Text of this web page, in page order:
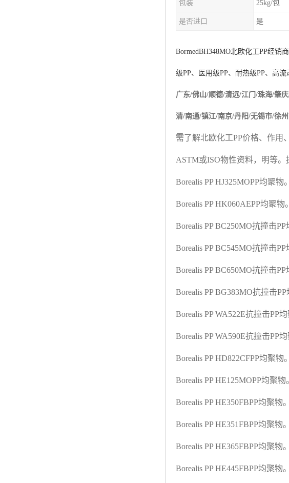
包装 25kg/包
是否进口 是
BormedBH348MO北欧化工PP经销
级PP、医用级PP、耐热级PP、高流
广东/佛山/顺德/清远/江门/珠海/肇
清/南通/镇江/南京/丹阳/无锡市/徐
需了解北欧化工PP价格、作用
ASTM或ISO物性资料，明等。
Borealis PP HJ325MOPP均聚物。
Borealis PP HK060AEPP均聚物。
Borealis PP BC250MO抗撞击PP
Borealis PP BC545MO抗撞击PP
Borealis PP BC650MO抗撞击PP
Borealis PP BG383MO抗撞击PP
Borealis PP WA522E抗撞击PP均
Borealis PP WA590E抗撞击PP均
Borealis PP HD822CFPP均聚物。
Borealis PP HE125MOPP均聚物
Borealis PP HE350FBPP均聚物。
Borealis PP HE351FBPP均聚物。
Borealis PP HE365FBPP均聚物。
Borealis PP HE445FBPP均聚物。